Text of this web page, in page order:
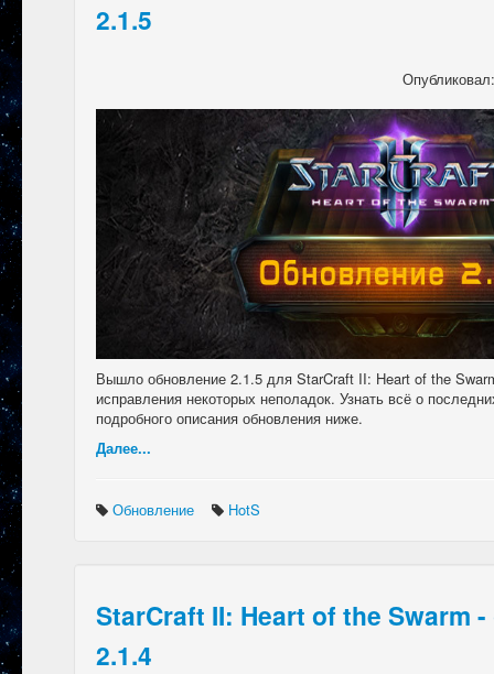
2.1.5
Вышло обновление 2.1.5 для StarCraft II: Heart of the
исправления некоторых неполадок. Узнать всё о
подробного описания обновления ниже.
Далее...
Обновление HotS
StarCraft II: Heart of the Swarm
2.1.4